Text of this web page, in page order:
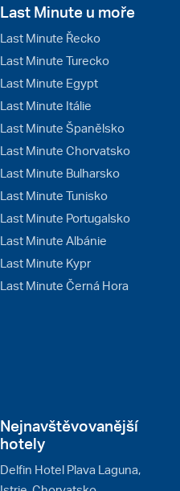
Last Minute u moře
Last Minute Řecko
Last Minute Turecko
Last Minute Egypt
Last Minute Itálie
Last Minute Španělsko
Last Minute Chorvatsko
Last Minute Bulharsko
Last Minute Tunisko
Last Minute Portugalsko
Last Minute Albánie
Last Minute Kypr
Last Minute Černá Hora
Nejnavštěvovanější
hotely
Delfin Hotel Plava Laguna,